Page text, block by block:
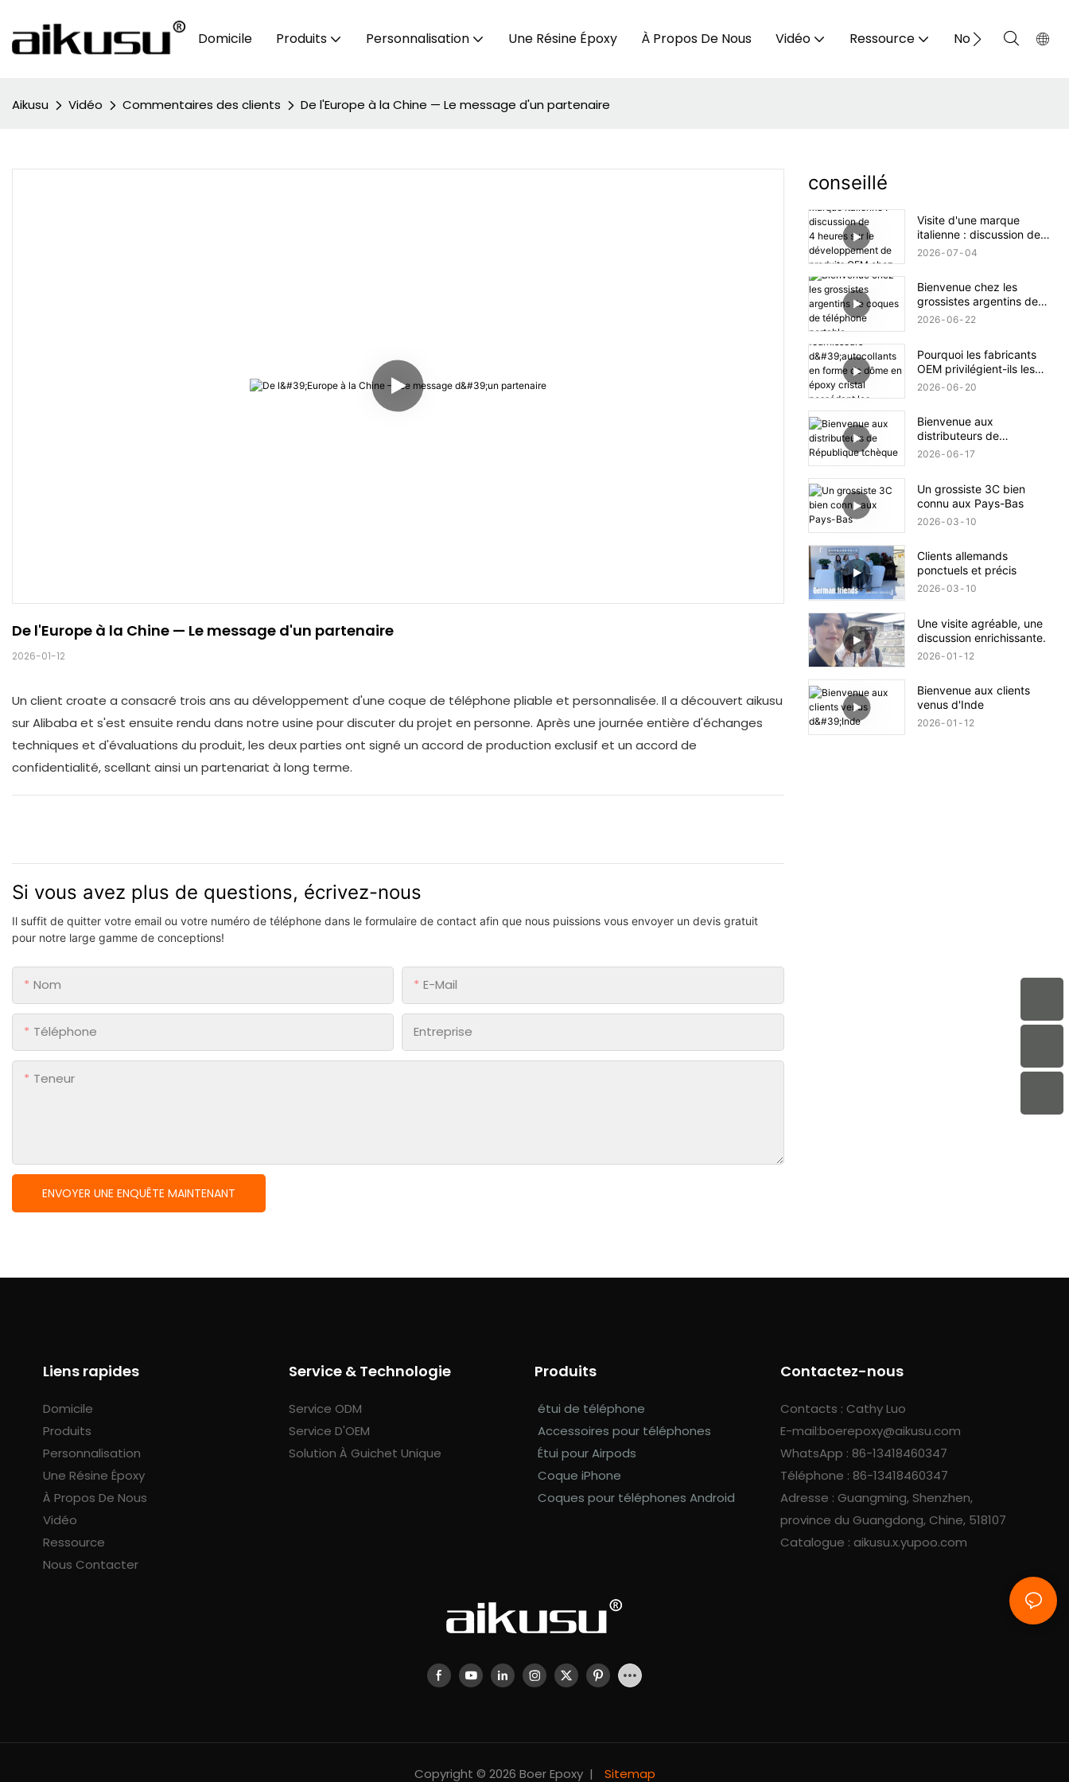
Domicile Produits Personnalisation Une Résine Époxy À Propos De Nous Vidéo Ressource Nous Contacter
Aikusu Vidéo Commentaires des clients De l'Europe à la Chine — Le message d'un partenaire
De l'Europe à la Chine — Le message d'un partenaire
2026-01-12
Un client croate a consacré trois ans au développement d'une coque de téléphone pliable et personnalisée. Il a découvert aikusu
sur Alibaba et s'est ensuite rendu dans notre usine pour discuter du projet en personne. Après une journée entière d'échanges
techniques et d'évaluations du produit, les deux parties ont signé un accord de production exclusif et un accord de
confidentialité, scellant ainsi un partenariat à long terme.
Si vous avez plus de questions, écrivez-nous
Il suffit de quitter votre email ou votre numéro de téléphone dans le formulaire de contact afin que nous puissions vous envoyer un devis gratuit
pour notre large gamme de conceptions!
Nom E-Mail
Téléphone Entreprise
Teneur
ENVOYER UNE ENQUÊTE MAINTENANT
conseillé
Visite d'une marque
italienne : discussion de
4 heures sur le
2026 07 04
Bienvenue chez les
grossistes argentins de
coques de téléphone
2026 06 22
Pourquoi les fabricants
OEM privilégient-ils les
fournisseurs d'autocollants
les certifications de
conformité ISO9001 et
RoHS ?
2026 06 20
Bienvenue aux
distributeurs de
République tchèque
2026 06 17
Un grossiste 3C bien
connu aux Pays-Bas
2026 03 10
Clients allemands
ponctuels et précis
2026 03 10
Une visite agréable, une
discussion enrichissante.
2026 01 12
Bienvenue aux clients
venus d'Inde
2026 01 12
Liens rapides
Domicile
Produits
Personnalisation
Une Résine Époxy
À Propos De Nous
Vidéo
Ressource
Nous Contacter
Service & Technologie
Service ODM
Service D'OEM
Solution À Guichet Unique
Produits
étui de téléphone
Accessoires pour téléphones
Étui pour Airpods
Coque iPhone
Coques pour téléphones Android
Contactez-nous
Contacts : Cathy Luo
E-mail:boerepoxy@aikusu.com
WhatsApp : 86-13418460347
Téléphone : 86-13418460347
Adresse : Guangming, Shenzhen,
province du Guangdong, Chine, 518107
Catalogue : aikusu.x.yupoo.com
Copyright © 2026 Boer Epoxy | Sitemap